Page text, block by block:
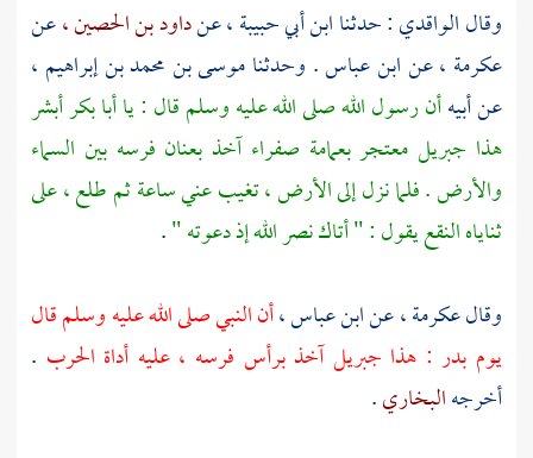
وقالالواقدي: حدثناابن أبي حبيبة ،عنداود بن الحصين ،عن
عكرمة ،عنابن عباس. وحدثناموسى بن محمد بن إبراهيم ،
عن أبيهأن رسول الله صلى الله عليه وسلم قال : ياأبا بكرأبشر
هذا جبريل معتجر بعمامة صفراء آخذ بعنان فرسه بين السماء
والأرض . فلما نزل إلى الأرض ، تغيب عني ساعة ثم طلع ، على
ثناياه النقع يقول : " أتاك نصر الله إذ دعوته ".
وقالعكرمة ،عنابن عباس ،أن النبي صلى الله عليه وسلم قال
يوم بدر : هذا جبريلآخذ برأس فرسه ، عليه أداة الحرب .
أخرجهالبخاري.